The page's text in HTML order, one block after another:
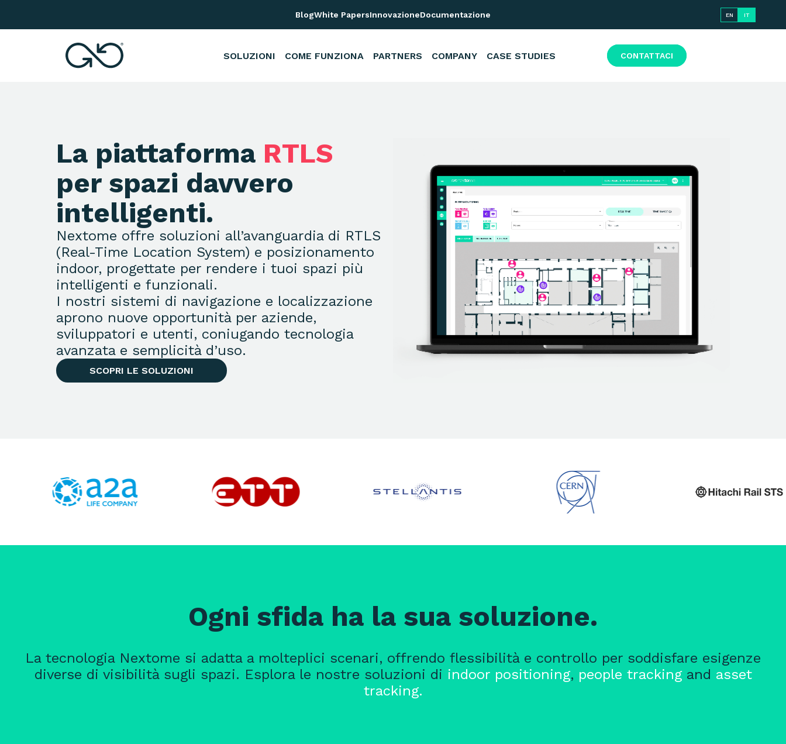
BlogWhite PapersInnovazioneDocumentazione EN IT
SOLUZIONI COME FUNZIONA PARTNERS COMPANY CASE STUDIES CONTATTACI
La piattaforma RTLS
per spazi davvero
intelligenti.
Nextome offre soluzioni all’avanguardia di RTLS
(Real-Time Location System) e posizionamento
indoor, progettate per rendere i tuoi spazi più
intelligenti e funzionali.
I nostri sistemi di navigazione e localizzazione
aprono nuove opportunità per aziende,
sviluppatori e utenti, coniugando tecnologia
avanzata e semplicità d’uso.
SCOPRI LE SOLUZIONI
Ogni sfida ha la sua soluzione.
La tecnologia Nextome si adatta a molteplici scenari, offrendo flessibilità e controllo per soddisfare esigenze
diverse di visibilità sugli spazi. Esplora le nostre soluzioni di indoor positioning, people trackingand asset
tracking.